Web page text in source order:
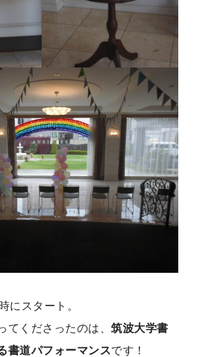
にスタート。
てくださったのは、筑波大学書
書道パフォーマンスです！